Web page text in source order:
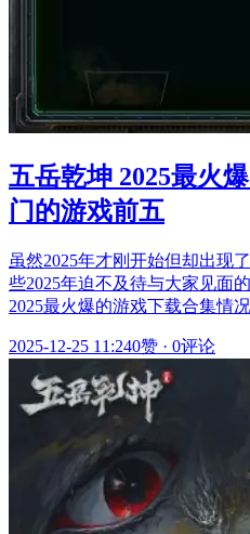
五岳乾坤 2025最火
门的游戏前五
虽然2025年才刚开始但却出现
些2025年迫不及待与大家见面
2025最火爆的游戏下载合集情
2025-12-25 11:240赞 · 0评论